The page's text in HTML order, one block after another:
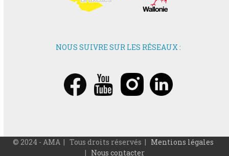
NOUS SUIVRE SUR LES RÉSEAUX :
© 2024 - AMA | Tous droits réservés | Mentions légales
| Nous contacter